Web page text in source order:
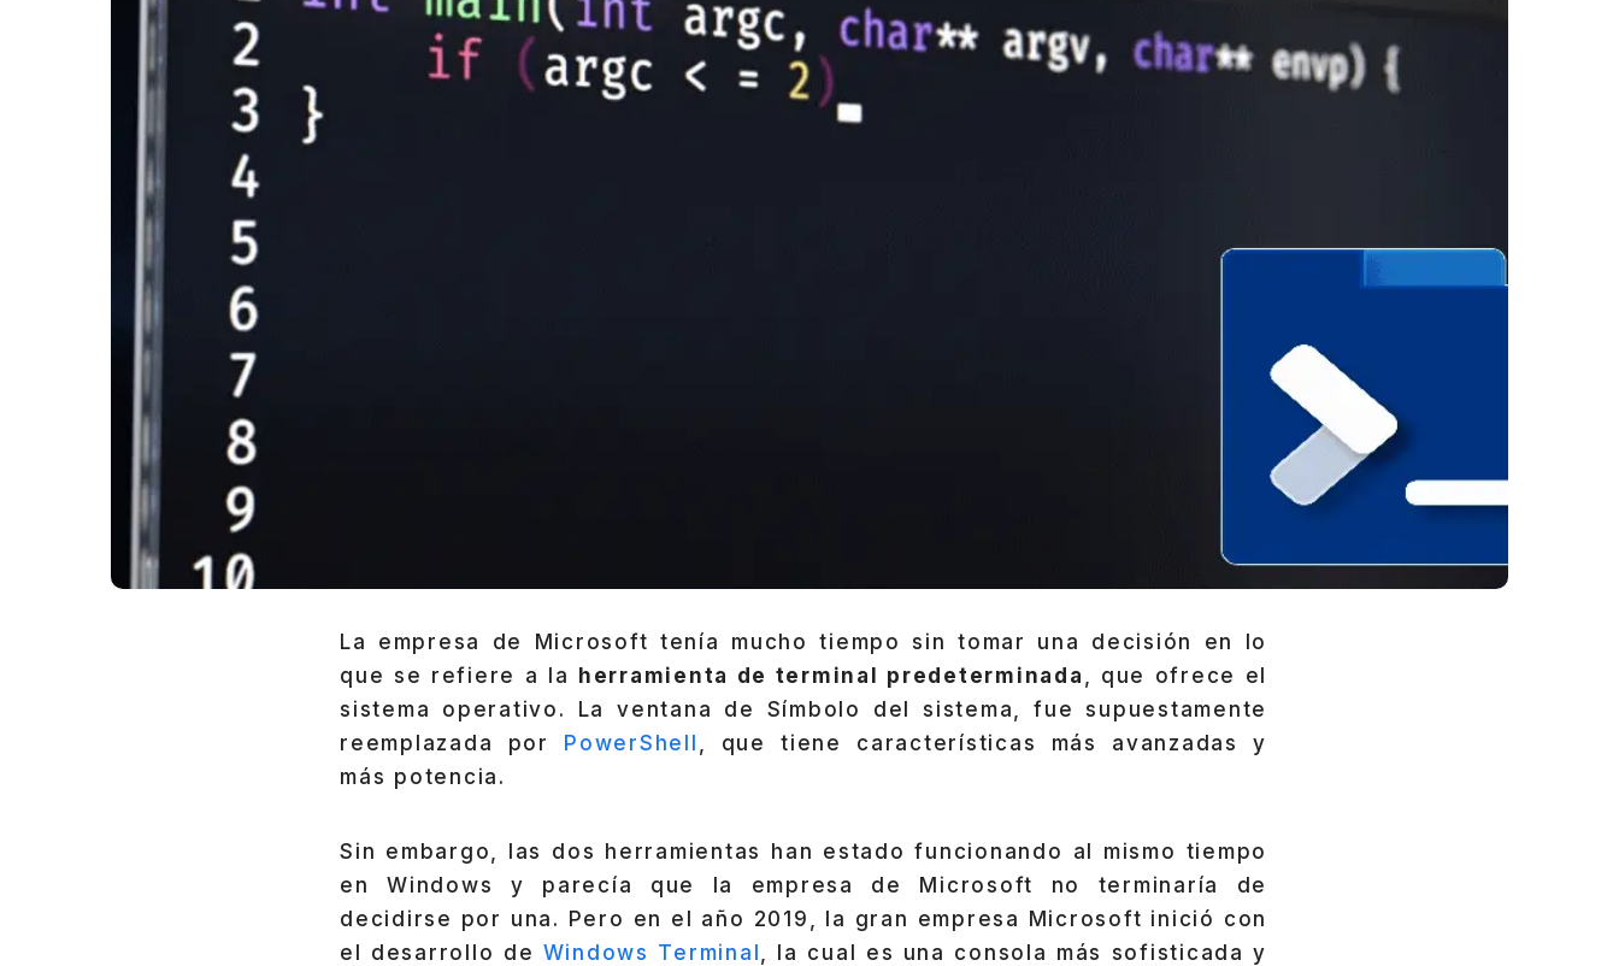
La empresa de Microsoft tenía mucho tiempo sin tomar una decisión en lo
que se refiere a la
herramienta de terminal predeterminada , que ofrece el
sistema operativo. La ventana de Símbolo del sistema, fue supuestamente
reemplazada por PowerShell , que tiene características más avanzadas y
más potencia.
Sin embargo, las dos herramientas han estado funcionando al mismo tiempo
en Windows y parecía que la empresa de Microsoft no terminaría de
decidirse por una. Pero en el año 2019, la gran empresa Microsoft inició con
el desarrollo de Windows Terminal
, la cual es una consola más sofisticada y